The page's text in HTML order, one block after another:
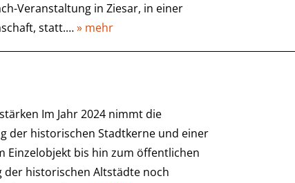
Veranstaltung in Ziesar, in einer
statt.…» mehr
Im Jahr 2024 nimmt die
der historischen Stadtkerne und einer
Einzelobjekt bis hin zum öffentlichen
der historischen Altstädte noch